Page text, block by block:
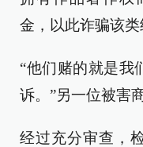
金，以此诈骗该类
“他们赌的就是我
诉。”另一位被害
经过充分审查，